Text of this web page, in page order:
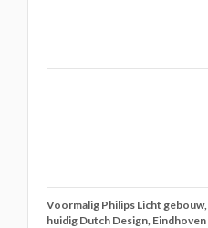
Voormalig Philips Licht gebouw,
huidig Dutch Design, Eindhoven